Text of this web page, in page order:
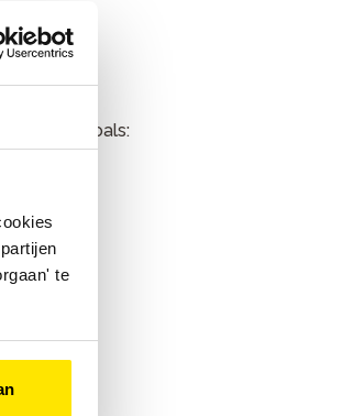
te
fietsen, zoals: